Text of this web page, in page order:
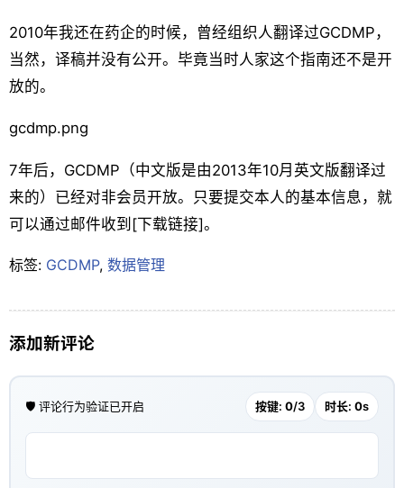
2010年我还在药企的时候，曾经组织人翻译过GCDMP，
当然，译稿并没有公开。毕竟当时人家这个指南还不是开
放的。
gcdmp.png
7年后，GCDMP（中文版是由2013年10月英文版翻译过
来的）已经对非会员开放。只要提交本人的基本信息，就
可以通过邮件收到[下载链接]。
标签: GCDMP, 数据管理
添加新评论
🛡️ 评论行为验证已开启 按键: 0/3 时长: 0s